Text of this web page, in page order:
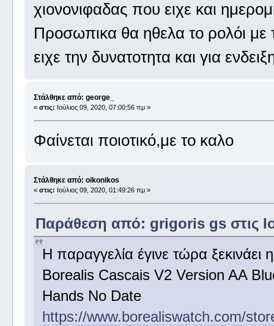
χιονονιφαδας που ειχε και
Προσωπικα θα ηθελα το ρολόι με
ειχε την δυνατοτητα και για
Στάλθηκε από: george_
« στις: Ιούλιος 09, 2020, 07:00:56 πμ »
Φαίνεται ποιοτικό,με το καλο
Στάλθηκε από: oikonikos
« στις: Ιούλιος 09, 2020, 01:49:26 πμ »
Παράθεση από: grigoris gs στις
Η παραγγελία έγινε τώρα
Borealis Cascais V2 Version AA
Hands No Date
https://www.borealiswatch.com/